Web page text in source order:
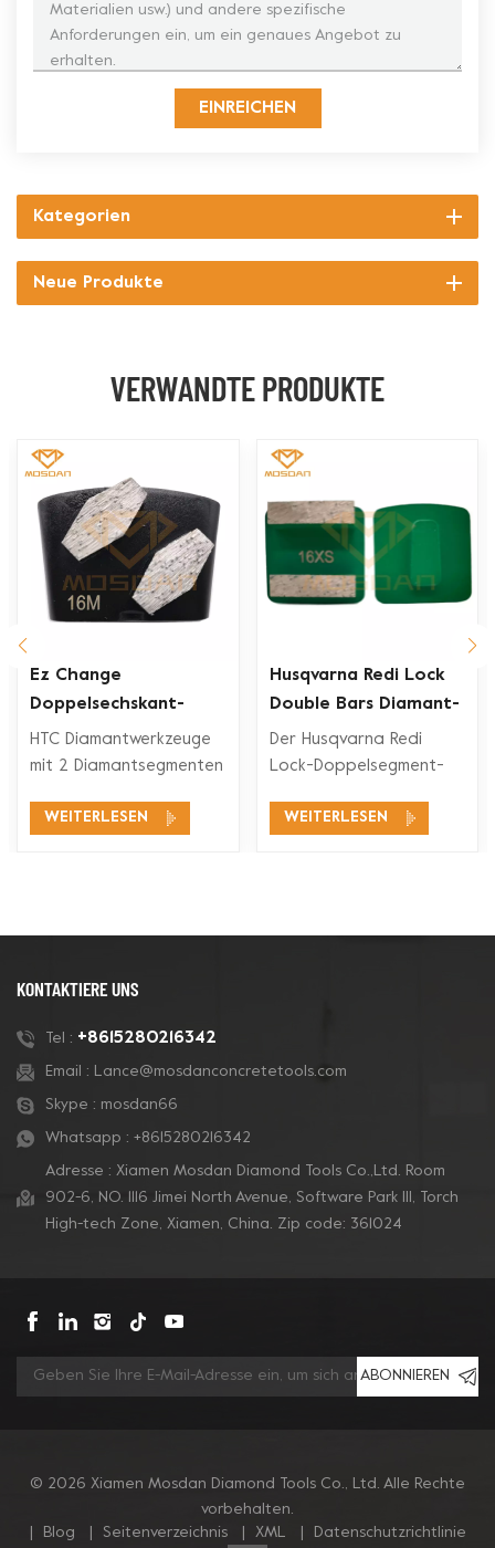
EINREICHEN
Kategorien
Neue Produkte
VERWANDTE PRODUKTE
Ez Change
Doppelsechskant-
Segment-Diamant-
Schleifschuh
HTC Diamantwerkzeuge
mit 2 Diamantsegmenten
breites
WEITERLESEN
Husqvarna Redi Lock
Double Bars Diamant-
Schleifschuh für
Betonboden
Der Husqvarna Redi
Lock-Doppelsegment-
mit den Husqvarna Redi
WEITERLESEN
KONTAKTIERE UNS
Tel : +8615280216342
Email : Lance@mosdanconcretetools.com
Skype : mosdan66
Whatsapp : +8615280216342
Adresse : Xiamen Mosdan Diamond Tools Co.,Ltd. Room
902-6, NO. 1116 Jimei North Avenue, Software Park Ill, Torch
High-tech Zone, Xiamen, China. Zip code: 361024
ABONNIEREN
© 2026 Xiamen Mosdan Diamond Tools Co., Ltd. Alle Rechte
vorbehalten.
Blog Seitenverzeichnis XML Datenschutzrichtlinie